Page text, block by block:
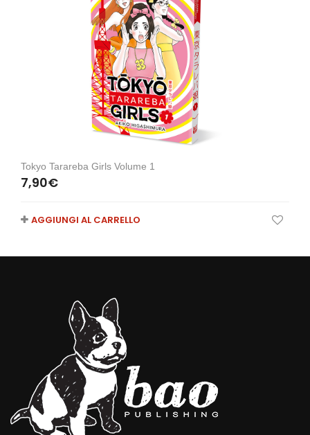
Tokyo Tarareba Girls Volume 1
7,90€
AGGIUNGI AL CARRELLO